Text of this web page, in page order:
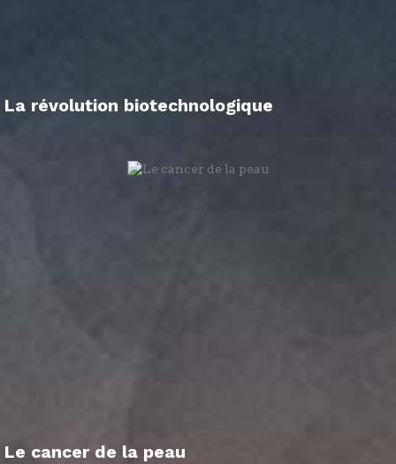
La révolution biotechnologique
Le cancer de la peau